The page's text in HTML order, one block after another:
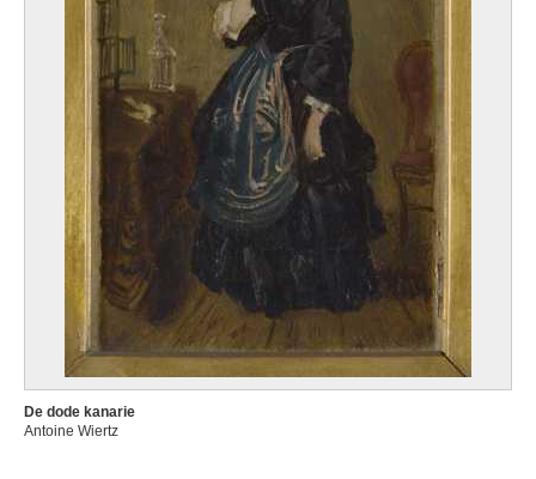
De dode kanarie
Antoine Wiertz